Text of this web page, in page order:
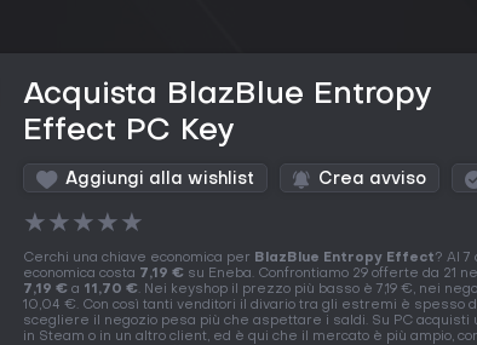
Acquista BlazBlue Entropy
Effect PC Key
Aggiungi alla wishlist Crea avviso
★★★★★
Cerchi una chiave economica per BlazBlue Entropy Effect? Al 7
economica costa 7,19 € su Eneba. Confrontiamo 29 offerte da 21
7,19 € a 11,70 €. Nei keyshop il prezzo più basso è 7,19 €, nei
10,04 €. Con così tanti venditori il divario tra gli estremi è spesso
scegliere il negozio pesa più che aspettare i saldi. Su PC acquisti
in Steam o in un altro client, ed è qui che il mercato è più ampio,